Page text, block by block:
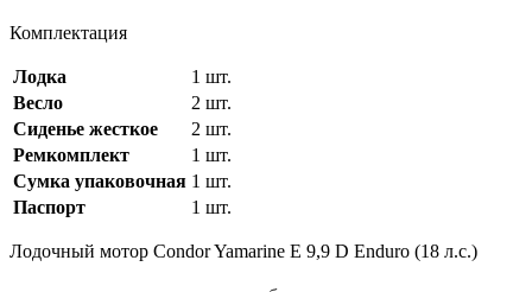
Комплектация
Лодка
1 шт.
Весло
2 шт.
Сиденье жесткое
2 шт.
Ремкомплект
1 шт.
Сумка упаковочная 1 шт.
Паспорт
1 шт.
Лодочный мотор Condor Yamarine E 9,9 D Enduro (18 л.с.)